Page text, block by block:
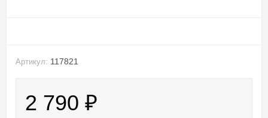
Артикул: 117821
2 790 ₽